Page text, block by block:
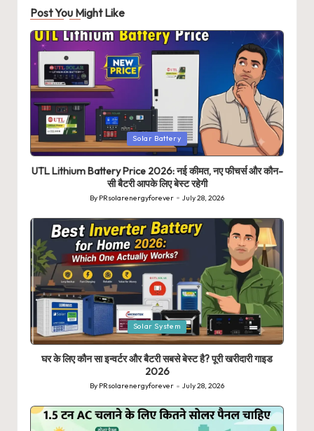
Post You Might Like
Posted
in
Solar Battery
UTL Lithium Battery Price 2026: नई कीमत, नए फीचर्स और कौन-
सी बैटरी आपके लिए बेस्ट रहेगी
Posted
By PRsolarenergyforever July 28, 2026
Posted
in
Solar System
घर के लिए कौन सा इन्वर्टर और बैटरी सबसे बेस्ट है? पूरी खरीदारी गाइड
2026
Posted
by
By PRsolarenergyforever July 28, 2026